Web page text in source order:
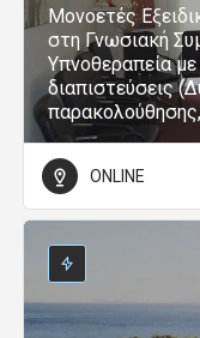
Μονοετές
στη Γνωσιακή
Υπνοθεραπεία με
διαπιστεύσεις
ONLINE